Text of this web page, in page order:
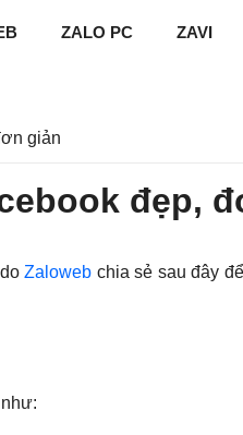
ZALO PC ZAVI
giản
đẹp,
doZaloweb chia sẻ sau đây